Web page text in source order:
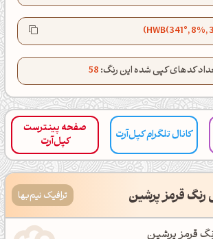
HWB(341°, 8%,
کدهای کپی شده این رنگ:58
کانال تلگرام کپل‌آرت
صفحه پینترست
کپل‌آرت
قرمز پرشین ترافیک نیم‌بها
قرمز پرشین
تلگرام
اینستاگرام
ایــتا
کانال بلـــه
اندروید اَپ ویندوز